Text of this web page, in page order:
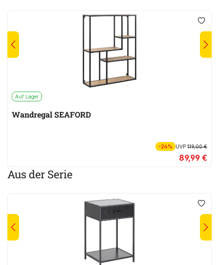
Auf Lager
Wandregal SEAFORD
-24% UVP119,00 €
89,99 €
Aus der Serie